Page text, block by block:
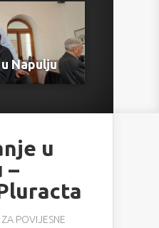
Napulju
u
–
POVIJESNE